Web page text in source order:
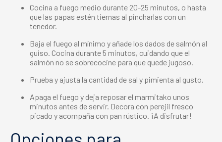
Cocina a fuego medio durante 20-25 minutos, o hasta
que las papas estén tiernas al pincharlas con un
tenedor.
Baja el fuego al mínimo y añade los dados de salmón al
guiso. Cocina durante 5 minutos, cuidando que el
salmón no se sobrecocine para que quede jugoso.
Prueba y ajusta la cantidad de sal y pimienta al gusto.
Apaga el fuego y deja reposar el marmitako unos
minutos antes de servir. Decora con perejil fresco
picado y acompaña con pan rústico. ¡A disfrutar!